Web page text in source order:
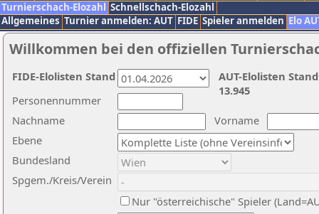
Turnierschach-Elozahl Schnellschach-Elozahl
Allgemeines Turnier anmelden: AUT FIDE Spieler anmelden Elo
Willkommen bei den offiziellen
Nachname
Vorname
Ebene
Personennummer
Bundesland
Spgem./Kreis/Verein
Nur "österreichische" Spieler
AUT-Elolisten
13.945
FIDE-Elolisten Stand